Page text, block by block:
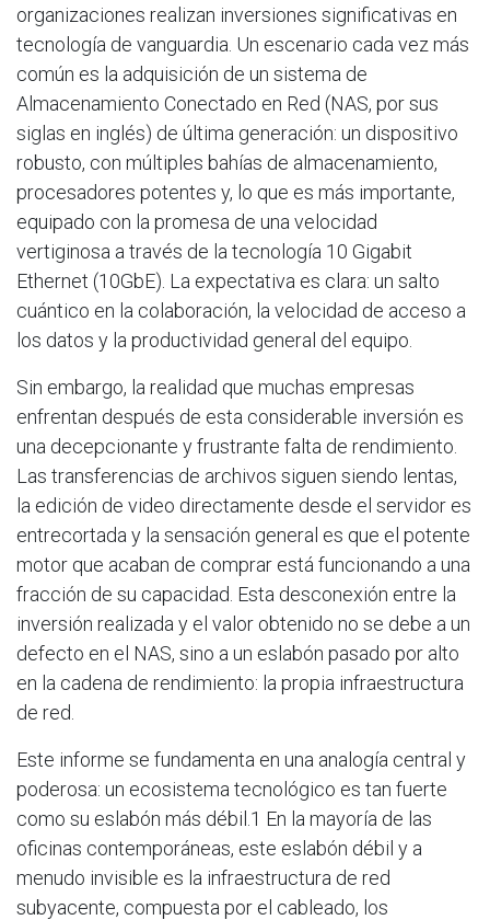
organizaciones realizan inversiones significativas en
tecnología de vanguardia. Un escenario cada vez más
común es la adquisición de un sistema de
Almacenamiento Conectado en Red (NAS, por sus
siglas en inglés) de última generación: un dispositivo
robusto, con múltiples bahías de almacenamiento,
procesadores potentes y, lo que es más importante,
equipado con la promesa de una velocidad
vertiginosa a través de la tecnología 10 Gigabit
Ethernet (10GbE). La expectativa es clara: un salto
cuántico en la colaboración, la velocidad de acceso a
los datos y la productividad general del equipo.
Sin embargo, la realidad que muchas empresas
enfrentan después de esta considerable inversión es
una decepcionante y frustrante falta de rendimiento.
Las transferencias de archivos siguen siendo lentas,
la edición de video directamente desde el servidor es
entrecortada y la sensación general es que el potente
motor que acaban de comprar está funcionando a una
fracción de su capacidad. Esta desconexión entre la
inversión realizada y el valor obtenido no se debe a un
defecto en el NAS, sino a un eslabón pasado por alto
en la cadena de rendimiento: la propia infraestructura
de red.
Este informe se fundamenta en una analogía central y
poderosa: un ecosistema tecnológico es tan fuerte
como su eslabón más débil.1 En la mayoría de las
oficinas contemporáneas, este eslabón débil y a
menudo invisible es la infraestructura de red
subyacente, compuesta por el cableado, los